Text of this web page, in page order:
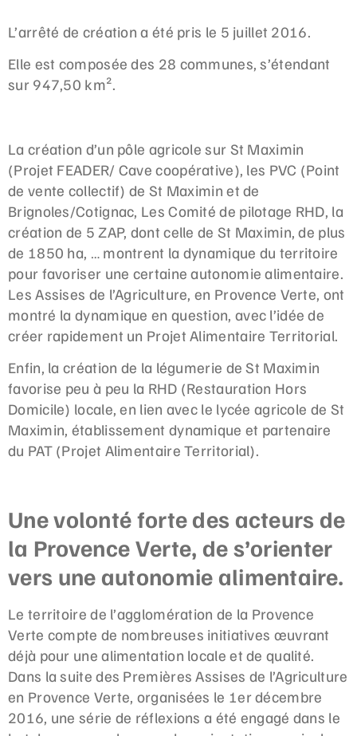
L’arrêté de création a été pris le 5 juillet 2016.
Elle est composée des 28 communes, s’étendant
sur 947,50 km².
La création d’un pôle agricole sur St Maximin
(Projet FEADER/ Cave coopérative), les PVC (Point
de vente collectif) de St Maximin et de
Brignoles/Cotignac, Les Comité de pilotage RHD, la
création de 5 ZAP, dont celle de St Maximin, de plus
de 1850 ha, … montrent la dynamique du territoire
pour favoriser une certaine autonomie alimentaire.
Les Assises de l’Agriculture, en Provence Verte, ont
montré la dynamique en question, avec l’idée de
créer rapidement un Projet Alimentaire Territorial.
Enfin, la création de la légumerie de St Maximin
favorise peu à peu la RHD (Restauration Hors
Domicile) locale, en lien avec le lycée agricole de St
Maximin, établissement dynamique et partenaire
du PAT (Projet Alimentaire Territorial).
Une volonté forte des acteurs de
la Provence Verte, de s’orienter
vers une autonomie alimentaire.
Le territoire de l’agglomération de la Provence
Verte compte de nombreuses initiatives œuvrant
déjà pour une alimentation locale et de qualité.
Dans la suite des Premières Assises de l’Agriculture
en Provence Verte, organisées le 1er décembre
2016, une série de réflexions a été engagé dans le